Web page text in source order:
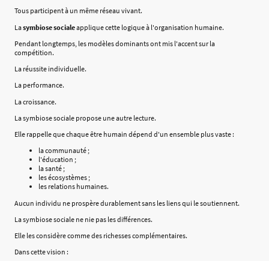
Tous participent à un même réseau vivant.
Lasymbiose socialeapplique cette logique à l'organisation humaine.
Pendant longtemps, les modèles dominants ont mis l'accent sur la
compétition.
La réussite individuelle.
La performance.
La croissance.
La symbiose sociale propose une autre lecture.
Elle rappelle que chaque être humain dépend d'un ensemble plus vaste :
la communauté ;
l'éducation ;
la santé ;
les écosystèmes ;
les relations humaines.
Aucun individu ne prospère durablement sans les liens qui le soutiennent.
La symbiose sociale ne nie pas les différences.
Elle les considère comme des richesses complémentaires.
Dans cette vision :